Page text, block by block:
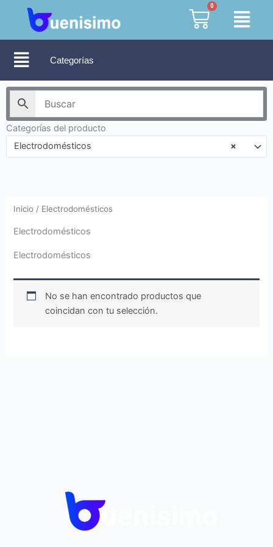
contenido
0
Cart
Categorías
Categorías del producto
×
Electrodomésticos
Inicio / Electrodomésticos
Electrodomésticos
Electrodomésticos
No se han encontrado productos que
coincidan con tu selección.